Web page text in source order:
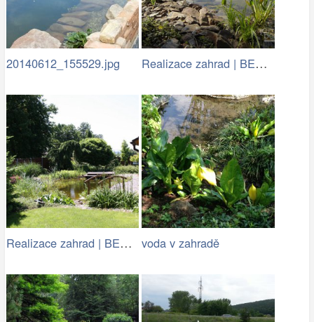
20140612_155529.jpg Realizace zahrad | BENED - zahradní…
Realizace zahrad | BENED - zahradní… voda v zahradě